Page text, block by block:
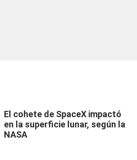
El cohete de SpaceX impactó
en la superficie lunar, según la
NASA